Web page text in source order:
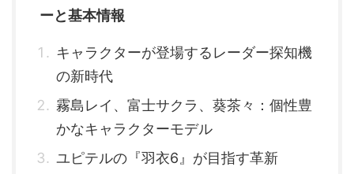
ーと基本情報
キャラクターが登場するレーダー探知機
の新時代
霧島レイ、富士サクラ、葵茶々：個性豊
かなキャラクターモデル
ユピテルの『羽衣6』が目指す革新